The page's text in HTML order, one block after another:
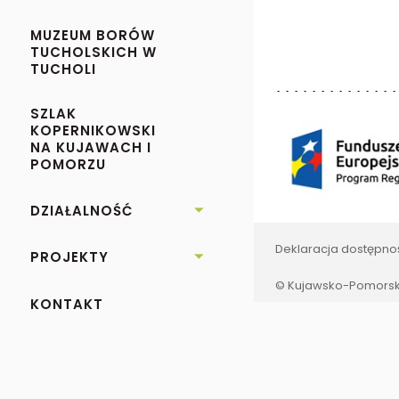
MUZEUM BORÓW
TUCHOLSKICH W
TUCHOLI
SZLAK
KOPERNIKOWSKI
NA KUJAWACH I
POMORZU
DZIAŁALNOŚĆ 
PROJEKTY 
KONTAKT
Deklaracja
© Kujawsko-